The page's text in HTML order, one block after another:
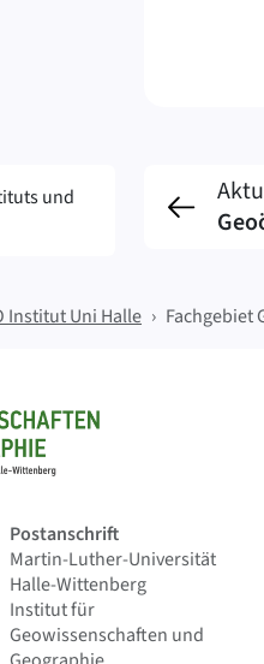
und
Institut Uni Halle Fachgebiet
Postanschrift
Martin-Luther-Universität
Halle-Wittenberg
Institut für
Geowissenschaften und